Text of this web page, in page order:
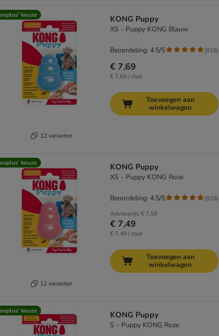
keuze
12 varianten
KONG Puppy
XS - Puppy KONG Blauw
€ 7,69
€ 7,69 / stuk
Beoordeling: 4.5/5 (918)
Toevoegen aan
winkelwagen
keuze
12 varianten
KONG Puppy
XS - Puppy KONG Roze
Adviesprijs € 7,59
€ 7,49
€ 7,49 / stuk
Beoordeling: 4.5/5 (918)
Toevoegen aan
winkelwagen
keuze KONG Puppy
S - Puppy KONG Roze